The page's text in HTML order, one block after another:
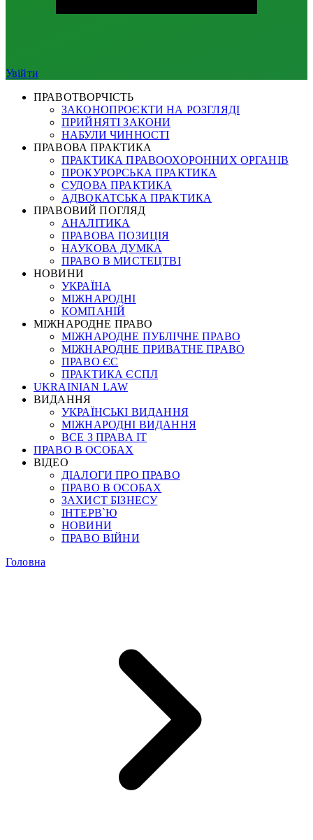
Увійти
ПРАВОТВОРЧІСТЬ
ЗАКОНОПРОЄКТИ НА РОЗГЛЯДІ
ПРИЙНЯТІ ЗАКОНИ
НАБУЛИ ЧИННОСТІ
ПРАВОВА ПРАКТИКА
ПРАКТИКА ПРАВООХОРОННИХ ОРГАНІВ
ПРОКУРОРСЬКА ПРАКТИКА
СУДОВА ПРАКТИКА
АДВОКАТСЬКА ПРАКТИКА
ПРАВОВИЙ ПОГЛЯД
АНАЛІТИКА
ПРАВОВА ПОЗИЦІЯ
НАУКОВА ДУМКА
ПРАВО В МИСТЕЦТВІ
НОВИНИ
УКРАЇНА
МІЖНАРОДНІ
КОМПАНІЙ
МІЖНАРОДНЕ ПРАВО
МІЖНАРОДНЕ ПУБЛІЧНЕ ПРАВО
МІЖНАРОДНЕ ПРИВАТНЕ ПРАВО
ПРАВО ЄС
ПРАКТИКА ЄСПЛ
UKRAINIAN LAW
ВИДАННЯ
УКРАЇНСЬКІ ВИДАННЯ
МІЖНАРОДНІ ВИДАННЯ
ВСЕ З ПРАВА ІТ
ПРАВО В ОСОБАХ
ВІДЕО
ДІАЛОГИ ПРО ПРАВО
ПРАВО В ОСОБАХ
ЗАХИСТ БІЗНЕСУ
ІНТЕРВ`Ю
НОВИНИ
ПРАВО ВІЙНИ
Головна